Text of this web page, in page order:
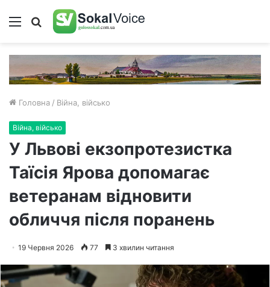
Меню Пошук
Головна / Війна, військо
Війна, військо
У Львові екзопротезистка
Таїсія Ярова допомагає
ветеранам відновити
обличчя після поранень
19 Червня 2026 77 3 хвилин читання